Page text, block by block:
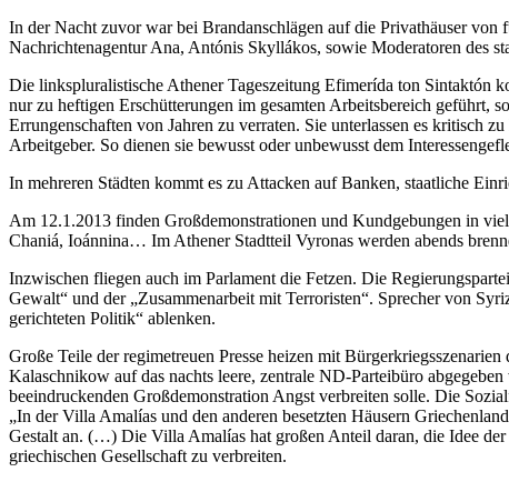
In der Nacht zuvor war bei Brandanschlägen auf die Privathäuser von
Nachrichtenagentur Ana, Antónis Skyllákos, sowie Moderatoren des
Die linkspluralistische Athener Tageszeitung Efimerída ton Sintaktón
nur zu heftigen Erschütterungen im gesamten Arbeitsbereich geführt,
Errungenschaften von Jahren zu verraten. Sie unterlassen es kritisch
Arbeitgeber. So dienen sie bewusst oder unbewusst dem
In mehreren Städten kommt es zu Attacken auf Banken, staatliche
Am 12.1.2013 finden Großdemonstrationen und Kundgebungen in
Chaniá, Ioánnina… Im Athener Stadtteil Vyronas werden abends
Inzwischen fliegen auch im Parlament die Fetzen. Die
Gewalt“ und der „Zusammenarbeit mit Terroristen“. Sprecher von
gerichteten Politik“ ablenken.
Große Teile der regimetreuen Presse heizen mit
Kalaschnikow auf das nachts leere, zentrale ND-Parteibüro
beeindruckenden Großdemonstration Angst verbreiten solle. Die
„In der Villa Amalías und den anderen besetzten Häusern
Gestalt an. (…) Die Villa Amalías hat großen Anteil daran, die Idee
griechischen Gesellschaft zu verbreiten.